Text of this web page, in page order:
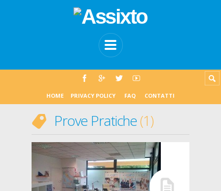
HOME PRIVACY POLICY FAQ CONTATTI
Prove Pratiche1